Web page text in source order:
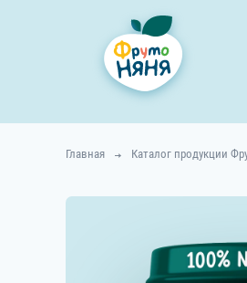
Главная Каталог продукции